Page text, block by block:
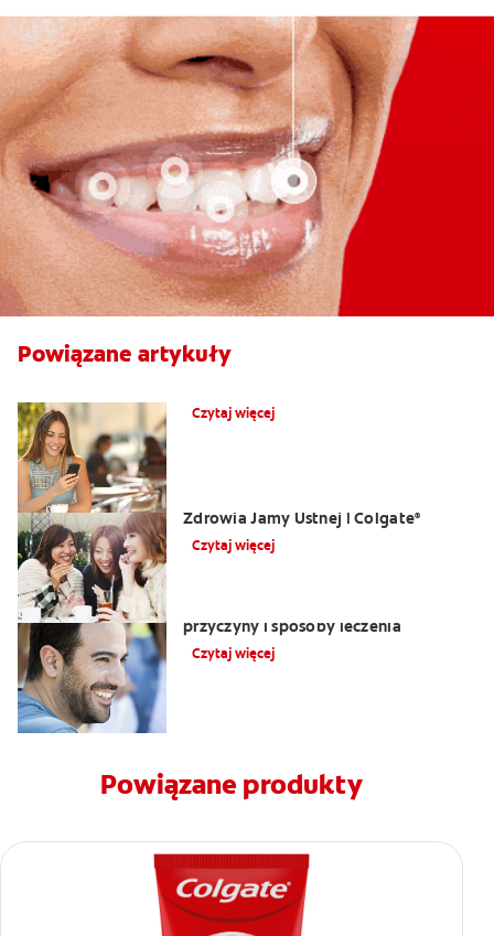
Powiązane artykuły
Czytaj więcej
Zdrowia Jamy Ustnej | Colgate®
Czytaj więcej
przyczyny i sposoby leczenia
Czytaj więcej
Powiązane produkty